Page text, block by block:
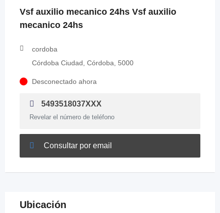
Vsf auxilio mecanico 24hs Vsf auxilio
mecanico 24hs
cordoba
Córdoba Ciudad, Córdoba, 5000
Desconectado ahora
5493518037XXX
Revelar el número de teléfono
Consultar por email
Ubicación